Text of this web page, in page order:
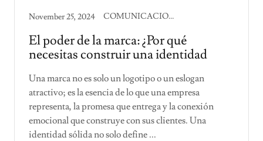
November 25, 2024 COMUNICACION CORPORATIVA
El poder de la marca: ¿Por qué
necesitas construir una identidad
Una marca no es solo un logotipo o un eslogan
atractivo; es la esencia de lo que una empresa
representa, la promesa que entrega y la conexión
emocional que construye con sus clientes. Una
identidad sólida no solo define ...